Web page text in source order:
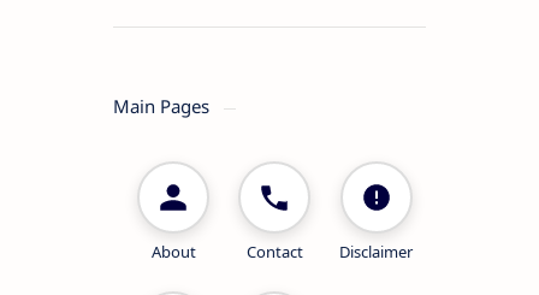
Main Pages
About Contact Disclaimer